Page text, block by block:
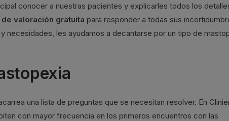
conocer a nuestras pacientes y explicarles todos los
de valoración gratuita para responder a todas sus
necesidades, les ayudamos a decantarse por un tipo de
una lista de preguntas que se necesitan resolver. En
con mayor frecuencia en los primeros encuentros con las